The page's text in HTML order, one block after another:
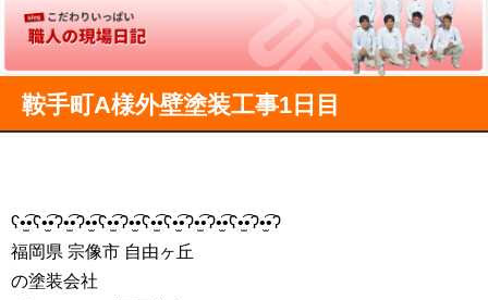
鞍手町A様外壁塗装工事1日目
ʕ•̫͡•ʕ•̫͡•ʔ•̫͡•ʔ•̫͡•ʕ•̫͡•ʔ•̫͡•ʕ•̫͡•ʕ•̫͡•ʔ•̫͡•ʔ•̫͡•ʕ•̫͡•ʔ•̫͡•ʔ
福岡県 宗像市 自由ヶ丘
の塗装会社